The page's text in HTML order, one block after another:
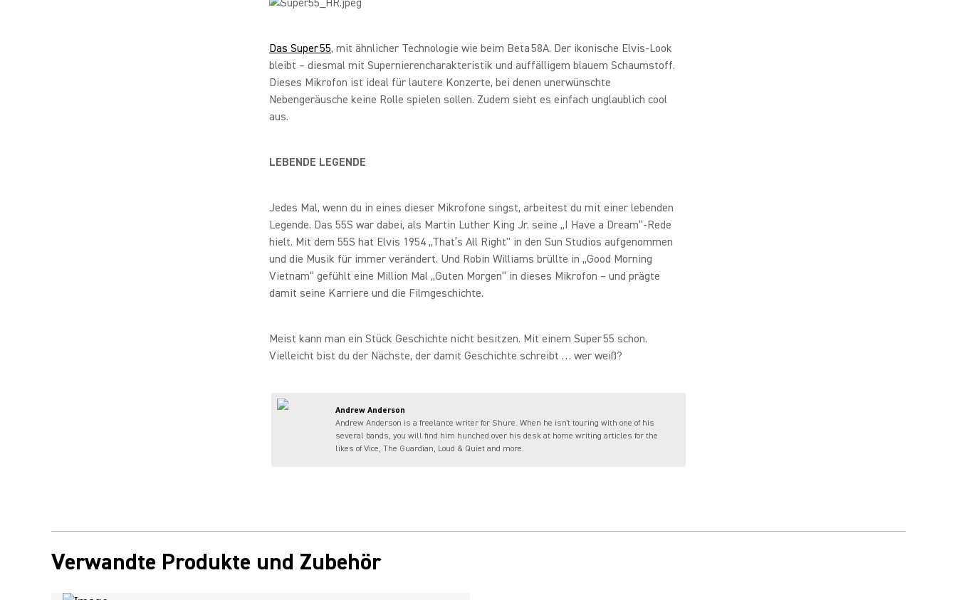
Das Super 55, mit ähnlicher Technologie wie beim Beta 58A. Der ikonische Elvis-Look
bleibt – diesmal mit Supernierencharakteristik und auffälligem blauem Schaumstoff.
Dieses Mikrofon ist ideal für lautere Konzerte, bei denen unerwünschte
Nebengeräusche keine Rolle spielen sollen. Zudem sieht es einfach unglaublich cool
aus.
LEBENDE LEGENDE
Jedes Mal, wenn du in eines dieser Mikrofone singst, arbeitest du mit einer lebenden
Legende. Das 55S war dabei, als Martin Luther King Jr. seine „I Have a Dream“-Rede
hielt. Mit dem 55S hat Elvis 1954 „That’s All Right" in den Sun Studios aufgenommen
und die Musik für immer verändert. Und Robin Williams brüllte in „Good Morning
Vietnam“ gefühlt eine Million Mal „Guten Morgen“ in dieses Mikrofon – und prägte
damit seine Karriere und die Filmgeschichte.
Meist kann man ein Stück Geschichte nicht besitzen. Mit einem Super 55 schon.
Vielleicht bist du der Nächste, der damit Geschichte schreibt … wer weiß?
Andrew Anderson
Andrew Anderson is a freelance writer for Shure. When he isn't touring with one of his
several bands, you will find him hunched over his desk at home writing articles for the
likes of Vice, The Guardian, Loud & Quiet and more.
Verwandte Produkte und Zubehör